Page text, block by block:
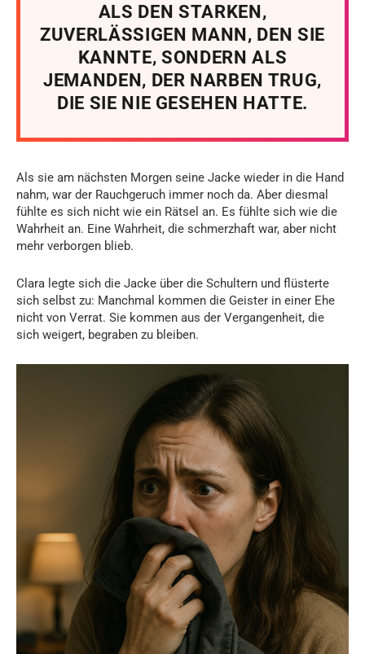
ALS DEN STARKEN,
ZUVERLÄSSIGEN MANN, DEN SIE
KANNTE, SONDERN ALS
JEMANDEN, DER NARBEN TRUG,
DIE SIE NIE GESEHEN HATTE.
Als sie am nächsten Morgen seine Jacke wieder in die Hand
nahm, war der Rauchgeruch immer noch da. Aber diesmal
fühlte es sich nicht wie ein Rätsel an. Es fühlte sich wie die
Wahrheit an. Eine Wahrheit, die schmerzhaft war, aber nicht
mehr verborgen blieb.
Clara legte sich die Jacke über die Schultern und flüsterte
sich selbst zu: Manchmal kommen die Geister in einer Ehe
nicht von Verrat. Sie kommen aus der Vergangenheit, die
sich weigert, begraben zu bleiben.